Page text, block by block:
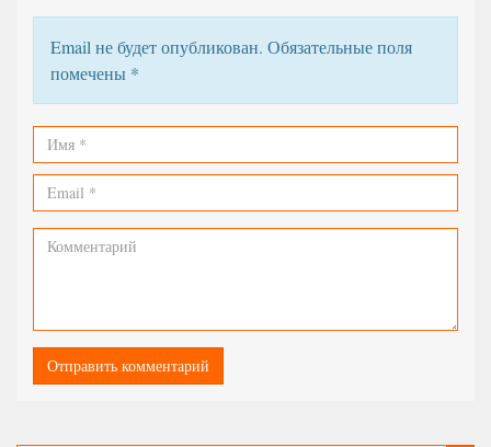
Email не будет опубликован. Обязательные поля
помечены *